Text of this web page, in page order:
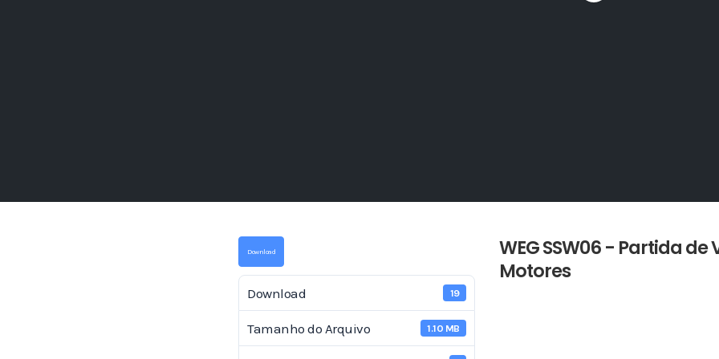
Download
Download 19
Tamanho do Arquivo 1.10 MB
WEG SSW06 - Partida de
Motores